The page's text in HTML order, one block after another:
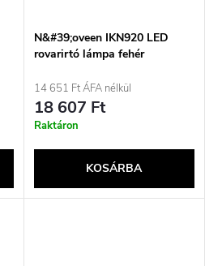
N&#39;oveen IKN920 LED
rovarirtó lámpa fehér
14 651 Ft ÁFA nélkül
18 607 Ft
Raktáron
KOSÁRBA